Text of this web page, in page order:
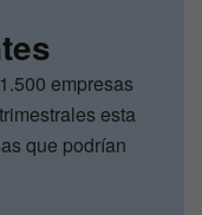
empresas
esta
que podrían